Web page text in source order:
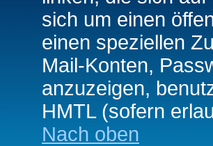
sich um einen
einen speziellen
Mail-Konten,
anzuzeigen,
HMTL (sofern
Nach oben